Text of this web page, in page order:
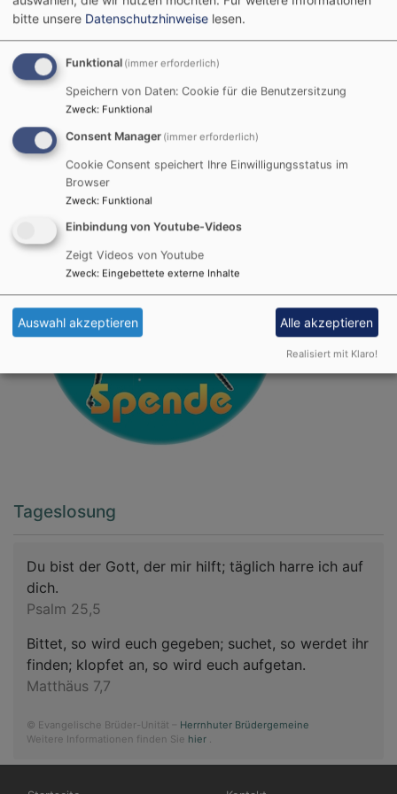
Jahreslosung und Spendenbutton
Gott spricht:Siehe, Ich mache alles neu.
Tageslosung
Du bist der Gott, der mir hilft; täglich harre ich auf
dich.
Psalm 25,5
Bittet, so wird euch gegeben; suchet, so werdet ihr
finden; klopfet an, so wird euch aufgetan.
Matthäus 7,7
© Evangelische Brüder-Unität – Herrnhuter Brüdergemeine
Weitere Informationen finden Sie hier
Hauptnavigation Fußbereichsmenü
bitte unsere Datenschutzhinweise lesen.
Funktional (immer erforderlich)
Speichern von Daten: Cookie für die Benutzersitzung
Zweck: Funktional
Consent Manager (immer erforderlich)
Cookie Consent speichert Ihre Einwilligungsstatus im
Browser
Zweck: Funktional
Einbindung von Youtube-Videos
Zeigt Videos von Youtube
Zweck: Eingebettete externe Inhalte
Auswahl akzeptieren Alle akzeptieren
Realisiert mit Klaro!